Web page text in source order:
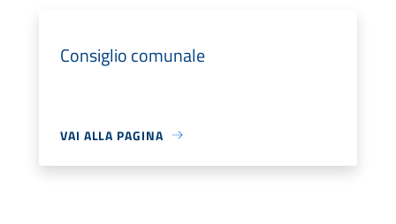
Consiglio comunale
VAI ALLA PAGINA